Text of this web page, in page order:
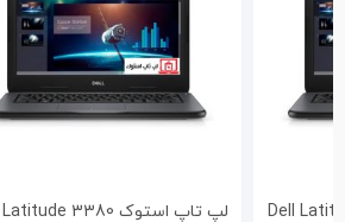
لپ تاپ استوک Dell Latitude 3380